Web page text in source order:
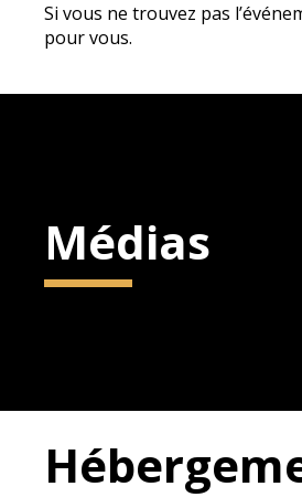
Si vous ne trouvez pas
pour vous.
Médias